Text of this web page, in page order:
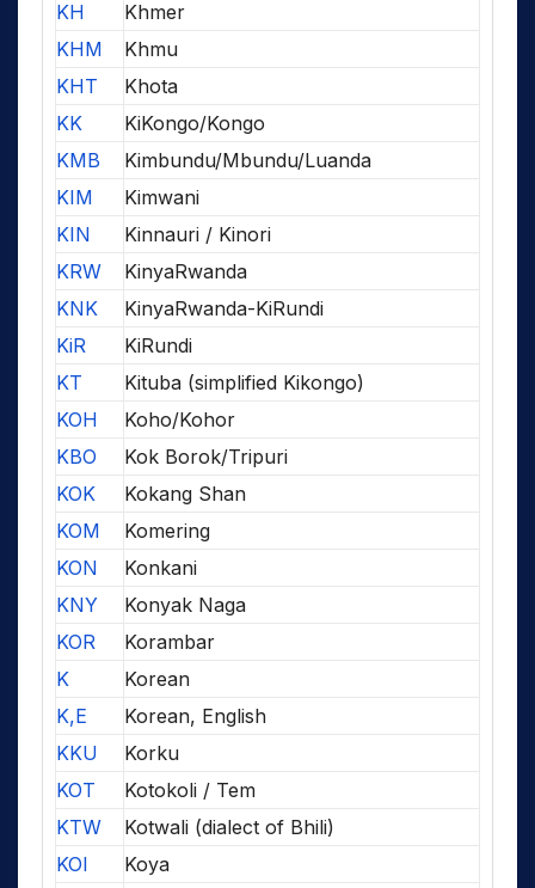
KH
Khmer
KHM
Khmu
KHT
Khota
KK
KiKongo/Kongo
KMB
Kimbundu/Mbundu/Luanda
KIM
Kimwani
KIN
Kinnauri / Kinori
KRW
KinyaRwanda
KNK
KinyaRwanda-KiRundi
KiR
KiRundi
KT
Kituba (simplified Kikongo)
KOH
Koho/Kohor
KBO
Kok Borok/Tripuri
KOK
Kokang Shan
KOM
Komering
KON
Konkani
KNY
Konyak Naga
KOR
Korambar
K
Korean
K,E
Korean, English
KKU
Korku
KOT
Kotokoli / Tem
KTW
Kotwali (dialect of Bhili)
KOI
Koya